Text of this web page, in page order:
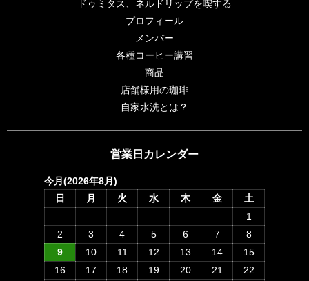
ドゥミタス、ネルドリップを喫する
プロフィール
メンバー
各種コーヒー講習
商品
店舗様用の珈琲
自家水洗とは？
営業日カレンダー
今月(2026年8月)
日
月 火 水 木 金
土
1
2
3 4 5 6 7
8
9
10 11 12 13 14
15
16
17 18 19 20 21
22